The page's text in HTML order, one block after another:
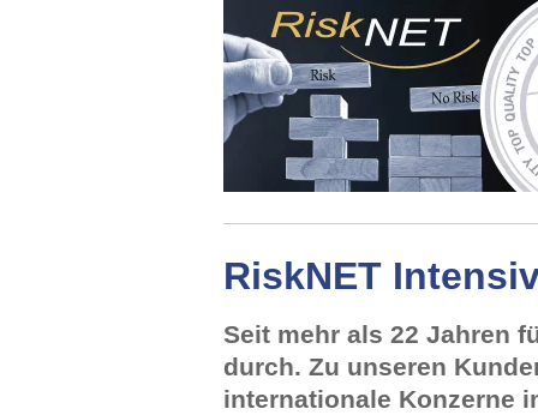
RiskNET
Seit mehr als 22 Jahren
durch. Zu unseren
internationale Konzerne